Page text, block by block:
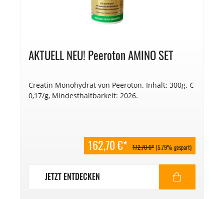
AKTUELL NEU! Peeroton AMINO SET
Creatin Monohydrat von Peeroton. Inhalt: 300g. €
0,17/g, Mindesthaltbarkeit: 2026.
162,70 €* 172,70 €*(5.79% gespart)
JETZT ENTDECKEN